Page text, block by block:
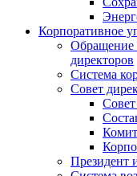
Корпоративное
Обращение
директоров
Система
Совет
Президент